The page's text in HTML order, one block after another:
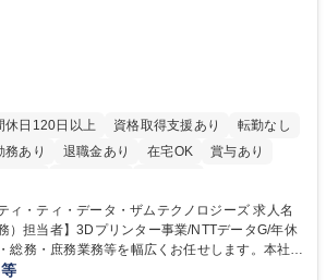
待します。
休日120日以上 資格取得支援あり
転勤なし
務あり 退職金あり 在宅OK
賞与あり
・ティ・データ・ザムテクノロジーズ 求人名
）担当者】3Dプリンター事業/NTTデータG/年休
がら、決められた業務だけではなく、社員や現